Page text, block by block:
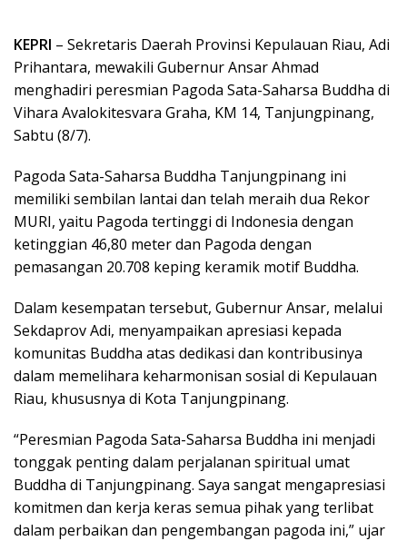
KEPRI – Sekretaris Daerah Provinsi Kepulauan Riau, Adi
Prihantara, mewakili Gubernur Ansar Ahmad
menghadiri peresmian Pagoda Sata-Saharsa Buddha di
Vihara Avalokitesvara Graha, KM 14, Tanjungpinang,
Sabtu (8/7).
Pagoda Sata-Saharsa Buddha Tanjungpinang ini
memiliki sembilan lantai dan telah meraih dua Rekor
MURI, yaitu Pagoda tertinggi di Indonesia dengan
ketinggian 46,80 meter dan Pagoda dengan
pemasangan 20.708 keping keramik motif Buddha.
Dalam kesempatan tersebut, Gubernur Ansar, melalui
Sekdaprov Adi, menyampaikan apresiasi kepada
komunitas Buddha atas dedikasi dan kontribusinya
dalam memelihara keharmonisan sosial di Kepulauan
Riau, khususnya di Kota Tanjungpinang.
“Peresmian Pagoda Sata-Saharsa Buddha ini menjadi
tonggak penting dalam perjalanan spiritual umat
Buddha di Tanjungpinang. Saya sangat mengapresiasi
komitmen dan kerja keras semua pihak yang terlibat
dalam perbaikan dan pengembangan pagoda ini,” ujar